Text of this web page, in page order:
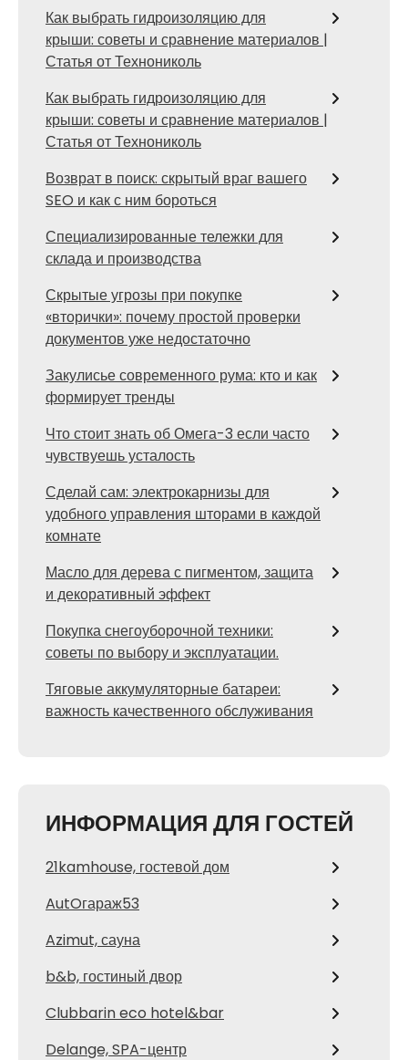
Как выбрать гидроизоляцию для
крыши: советы и сравнение материалов |
Статья от Технониколь
Как выбрать гидроизоляцию для
крыши: советы и сравнение материалов |
Статья от Технониколь
Возврат в поиск: скрытый враг вашего
SEO и как с ним бороться
Специализированные тележки для
склада и производства
Скрытые угрозы при покупке
«вторички»: почему простой проверки
документов уже недостаточно
Закулисье современного рума: кто и как
формирует тренды
Что стоит знать об Омега-3 если часто
чувствуешь усталость
Сделай сам: электрокарнизы для
удобного управления шторами в каждой
комнате
Масло для дерева с пигментом, защита
и декоративный эффект
Покупка снегоуборочной техники:
советы по выбору и эксплуатации.
Тяговые аккумуляторные батареи:
важность качественного обслуживания
ИНФОРМАЦИЯ ДЛЯ ГОСТЕЙ
21kamhouse, гостевой дом
AutOгараж53
Azimut, сауна
b&b, гостиный двор
Clubbarin eco hotel&bar
Delange, SPA-центр